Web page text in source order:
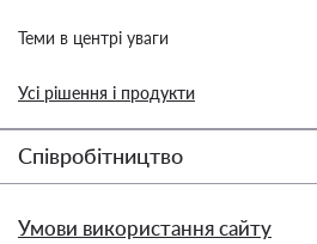
Теми в центрі уваги
Усі рішення і продукти
Співробітництво
Умови використання сайту